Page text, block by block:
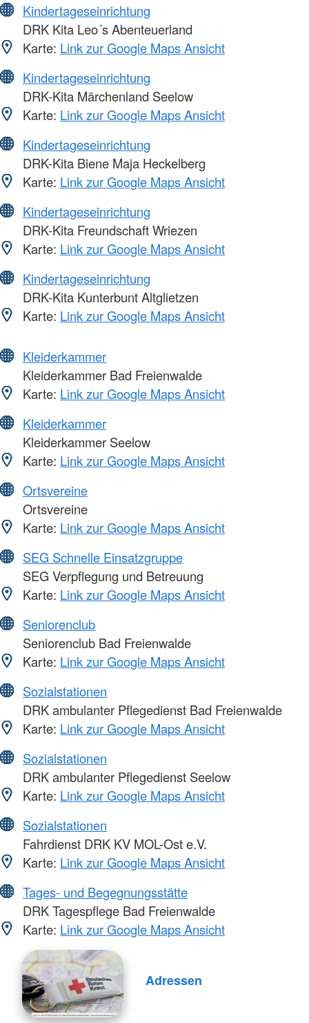
Kindertageseinrichtung
DRK Kita Leo´s Abenteuerland
Karte: Link zur Google Maps Ansicht
Kindertageseinrichtung
DRK-Kita Märchenland Seelow
Karte: Link zur Google Maps Ansicht
Kindertageseinrichtung
DRK-Kita Biene Maja Heckelberg
Karte: Link zur Google Maps Ansicht
Kindertageseinrichtung
DRK-Kita Freundschaft Wriezen
Karte: Link zur Google Maps Ansicht
Kindertageseinrichtung
DRK-Kita Kunterbunt Altglietzen
Karte: Link zur Google Maps Ansicht
Kleiderkammer
Kleiderkammer Bad Freienwalde
Karte: Link zur Google Maps Ansicht
Kleiderkammer
Kleiderkammer Seelow
Karte: Link zur Google Maps Ansicht
Ortsvereine
Ortsvereine
Karte: Link zur Google Maps Ansicht
SEG Schnelle Einsatzgruppe
SEG Verpflegung und Betreuung
Karte: Link zur Google Maps Ansicht
Seniorenclub
Seniorenclub Bad Freienwalde
Karte: Link zur Google Maps Ansicht
Sozialstationen
DRK ambulanter Pflegedienst Bad Freienwalde
Karte: Link zur Google Maps Ansicht
Sozialstationen
DRK ambulanter Pflegedienst Seelow
Karte: Link zur Google Maps Ansicht
Sozialstationen
Fahrdienst DRK KV MOL-Ost e.V.
Karte: Link zur Google Maps Ansicht
Tages- und Begegnungsstätte
DRK Tagespflege Bad Freienwalde
Karte: Link zur Google Maps Ansicht
Adressen